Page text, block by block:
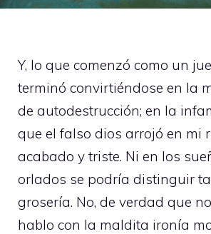
Y, lo que comenzó como un
terminó convirtiéndose en la
de autodestrucción; en la
que el falso dios arrojó en mi
acabado y triste. Ni en los
orlados se podría distinguir
grosería. No, de verdad que
hablo con la maldita ironía